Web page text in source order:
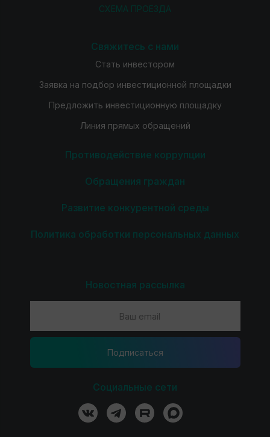
СХЕМА ПРОЕЗДА
Свяжитесь с нами
Стать инвестором
Заявка на подбор инвестиционной площадки
Предложить инвестиционную площадку
Линия прямых обращений
Противодействие коррупции
Обращения граждан
Развитие конкурентной среды
Политика обработки персональных данных
Новостная рассылка
Подпиcаться
Социальные сети